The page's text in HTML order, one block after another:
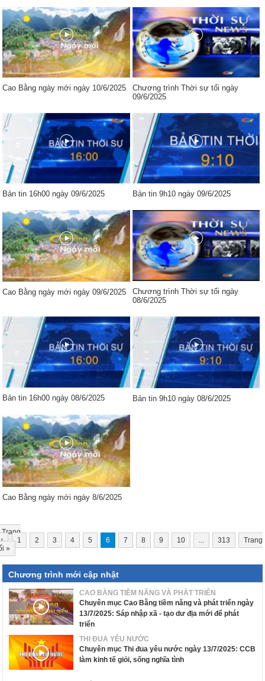
Cao Bằng ngày mới ngày 10/6/2025
Chương trình Thời sự tối ngày
09/6/2025
Bản tin 16h00 ngày 09/6/2025 Bản tin 9h10 ngày 09/6/2025
Cao Bằng ngày mới ngày 09/6/2025
Chương trình Thời sự tối ngày
08/6/2025
Bản tin 16h00 ngày 08/6/2025 Bản tin 9h10 ngày 08/6/2025
Cao Bằng ngày mới ngày 8/6/2025
Trang
1 2 3 4 5 6 7 8 9 10 313
Trang
»
Chương trình mới cập nhật
CAO BẰNG TIỀM NĂNG VÀ PHÁT TRIỂN
Chuyên mục Cao Bằng tiềm năng và phát triển ngày
13/7/2025: Sáp nhập xã - tạo dư địa mới để phát
triển
THI ĐUA YÊU NƯỚC
Chuyên mục Thi đua yêu nước ngày 13/7/2025: CCB
làm kinh tế giỏi, sống nghĩa tình